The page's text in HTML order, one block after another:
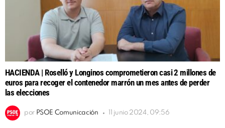
HACIENDA | Roselló y Longinos comprometieron casi 2 millones de
euros para recoger el contenedor marrón un mes antes de perder
las elecciones
por PSOE Comunicación 11 junio 2024, 09:56